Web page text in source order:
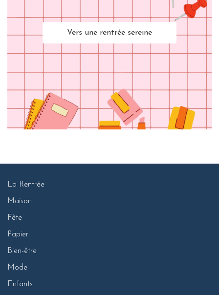
Vers une rentrée sereine
La Rentrée
Maison
Fête
Papier
Bien-être
Mode
Enfants